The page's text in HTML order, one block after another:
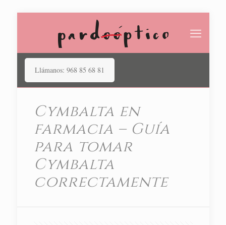
Llámanos: 968 85 68 81
Cymbalta en
farmacia – Guía
para tomar
Cymbalta
correctamente